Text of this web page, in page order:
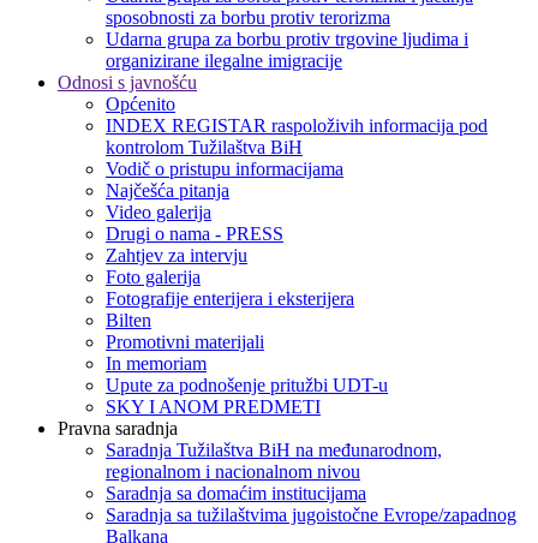
sposobnosti za borbu protiv terorizma
Udarna grupa za borbu protiv trgovine ljudima i
organizirane ilegalne imigracije
Odnosi s javnošću
Općenito
INDEX REGISTAR raspoloživih informacija pod
kontrolom Tužilaštva BiH
Vodič o pristupu informacijama
Najčešća pitanja
Video galerija
Drugi o nama - PRESS
Zahtjev za intervju
Foto galerija
Fotografije enterijera i eksterijera
Bilten
Promotivni materijali
In memoriam
Upute za podnošenje pritužbi UDT-u
SKY I ANOM PREDMETI
Pravna saradnja
Saradnja Tužilaštva BiH na međunarodnom,
regionalnom i nacionalnom nivou
Saradnja sa domaćim institucijama
Saradnja sa tužilaštvima jugoistočne Evrope/zapadnog
Balkana